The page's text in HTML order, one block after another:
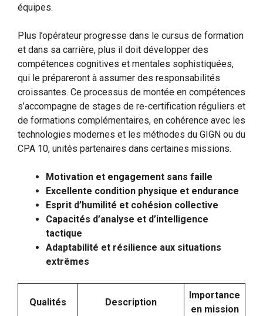
équipes.
Plus l’opérateur progresse dans le cursus de formation
et dans sa carrière, plus il doit développer des
compétences cognitives et mentales sophistiquées,
qui le prépareront à assumer des responsabilités
croissantes. Ce processus de montée en compétences
s’accompagne de stages de re-certification réguliers et
de formations complémentaires, en cohérence avec les
technologies modernes et les méthodes du GIGN ou du
CPA 10, unités partenaires dans certaines missions.
Motivation et engagement sans faille
Excellente condition physique et endurance
Esprit d’humilité et cohésion collective
Capacités d’analyse et d’intelligence
tactique
Adaptabilité et résilience aux situations
extrêmes
Qualités Description
Importance
en mission